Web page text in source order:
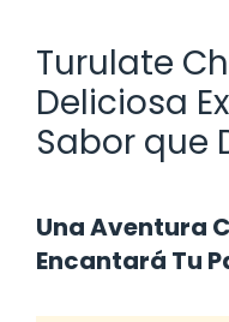
Turulate
Deliciosa
Sabor que
Una Aventura
Encantará Tu